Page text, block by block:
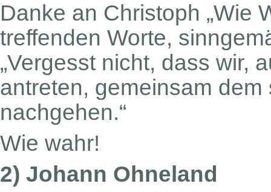
Danke an Christoph „Wie
treffenden Worte,
„Vergesst nicht, dass wir,
antreten, gemeinsam
nachgehen.“
Wie wahr!
2) Johann Ohneland